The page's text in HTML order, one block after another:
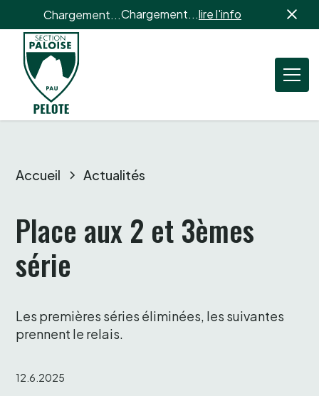
Chargement...Chargement...lire l'info
Accueil Actualités
Place aux 2 et 3èmes
série
Les premières séries éliminées, les suivantes
prennent le relais.
12.6.2025